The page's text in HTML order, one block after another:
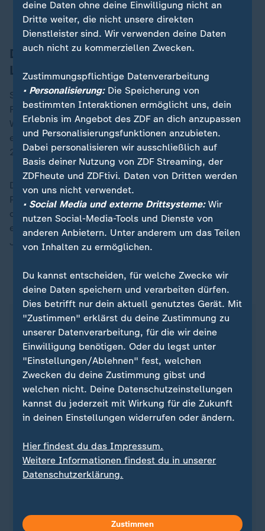
Debatte um Geschenke überschattete
Labour-Parteitag
Starmer und andere Mitglieder seiner
Führungsmannschaft hatten wegen der Geschenke im
Wert von Zehntausenden Pfund scharfe Kritik
einstecken müssen. Starmer selbst nahm seit Ende
2019 Präsente im Wert von 127.000 Euro an.
Die Debatte um die Geschenke hatte den Labour-
Parteitag im vergangenen Monat überschattet. Es war
der erste Parteitag, nachdem Starmer seine Partei mit
einem Erdrutschsieg bei der Wahl am 4. Juli nach 14
Jahren wieder an die Macht gebracht hatte.
ZDFheute auf WhatsApp
Quelle: dpa
Sie beim ZDFheute-WhatsApp-Channel richtig. Hier
deine Daten ohne deine Einwilligung nicht an
Dritte weiter, die nicht unsere direkten
Dienstleister sind. Wir verwenden deine Daten
auch nicht zu kommerziellen Zwecken.
Zustimmungspflichtige Datenverarbeitung
• Personalisierung:Die Speicherung von
bestimmten Interaktionen ermöglicht uns, dein
Erlebnis im Angebot des ZDF an dich anzupassen
und Personalisierungsfunktionen anzubieten.
Dabei personalisieren wir ausschließlich auf
Basis deiner Nutzung von ZDF Streaming, der
ZDFheute und ZDFtivi. Daten von Dritten werden
von uns nicht verwendet.
• Social Media und externe Drittsysteme:Wir
nutzen Social-Media-Tools und Dienste von
anderen Anbietern. Unter anderem um das Teilen
von Inhalten zu ermöglichen.
Du kannst entscheiden, für welche Zwecke wir
deine Daten speichern und verarbeiten dürfen.
Dies betrifft nur dein aktuell genutztes Gerät. Mit
"Zustimmen" erklärst du deine Zustimmung zu
unserer Datenverarbeitung, für die wir deine
Einwilligung benötigen. Oder du legst unter
"Einstellungen/Ablehnen" fest, welchen
Zwecken du deine Zustimmung gibst und
welchen nicht. Deine Datenschutzeinstellungen
kannst du jederzeit mit Wirkung für die Zukunft
in deinen Einstellungen widerrufen oder ändern.
Hier findest du das Impressum.
Weitere Informationen findest du in unserer
Datenschutzerklärung.
Zustimmen